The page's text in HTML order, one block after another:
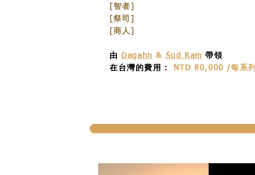
[智者]
[祭司]
[商人]
由 Dagahn & Sud Ram 帶領
在台灣的費用： NTD 80,000 /每系列